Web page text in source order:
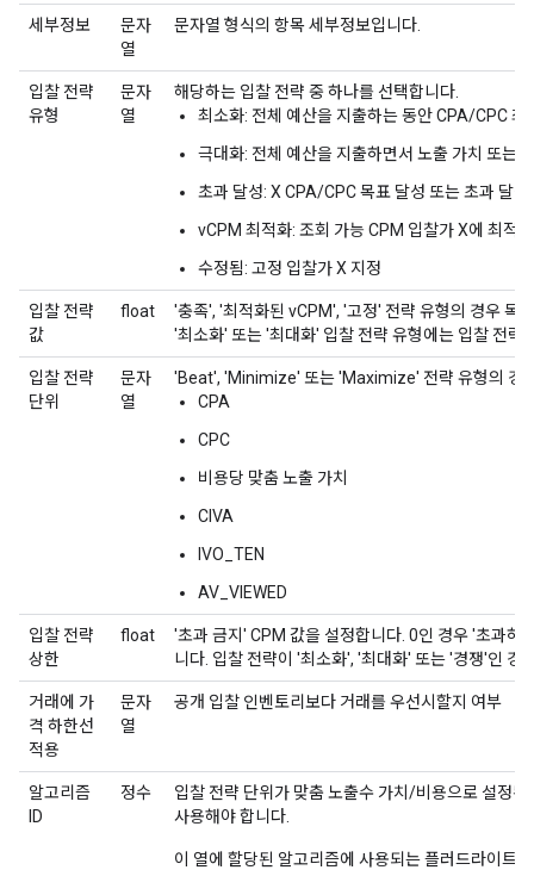
세부정보
문자
열
문자열 형식의 항목 세부정보입니다.
입찰 전략
유형
문자
열
해당하는 입찰 전략 중 하나를 선택합니다.
최소화: 전체 예산을 지출하는 동안 CPA/CPC 최
극대화: 전체 예산을 지출하면서 노출 가치 또는
초과 달성: X CPA/CPC 목표 달성 또는 초과 달성
vCPM 최적화: 조회 가능 CPM 입찰가 X에 최적화
수정됨: 고정 입찰가 X 지정
입찰 전략
값
float
'충족', '최적화된 vCPM', '고정' 전략 유형의 경우 목
'최소화' 또는 '최대화' 입찰 전략 유형에는 입찰 전략
입찰 전략
단위
문자
열
'Beat', 'Minimize' 또는 'Maximize' 전략 유형의 경
CPA
CPC
비용당 맞춤 노출 가치
CIVA
IVO_TEN
AV_VIEWED
입찰 전략
상한
float
'초과 금지' CPM 값을 설정합니다. 0인 경우 '초과하
니다. 입찰 전략이 '최소화', '최대화' 또는 '경쟁'인 경
거래에 가
격 하한선
적용
문자
열
공개 입찰 인벤토리보다 거래를 우선시할지 여부
알고리즘
ID
정수
입찰 전략 단위가 맞춤 노출수 가치/비용으로 설정된
사용해야 합니다.
이 열에 할당된 알고리즘에 사용되는 플러드라이트